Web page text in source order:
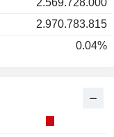
2.569.728.000
2.970.783.815
0.04%